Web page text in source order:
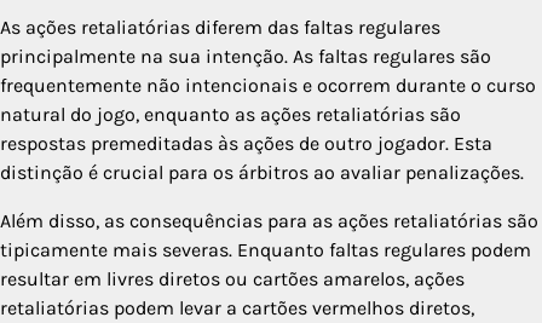
As ações retaliatórias diferem das faltas regulares
principalmente na sua intenção. As faltas regulares são
frequentemente não intencionais e ocorrem durante o curso
natural do jogo, enquanto as ações retaliatórias são
respostas premeditadas às ações de outro jogador. Esta
distinção é crucial para os árbitros ao avaliar penalizações.
Além disso, as consequências para as ações retaliatórias são
tipicamente mais severas. Enquanto faltas regulares podem
resultar em livres diretos ou cartões amarelos, ações
retaliatórias podem levar a cartões vermelhos diretos,